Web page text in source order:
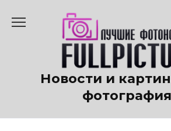
содержанию
Новости и